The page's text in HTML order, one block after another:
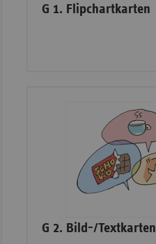
–
G 1. Flipchartkarten
–
G 2. Bild-/Textkarten